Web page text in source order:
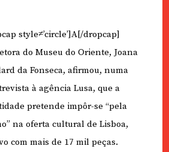
style≠’circle’]A[/dropcap]
do Museu do Oriente, Joana
da Fonseca, afirmou, numa
à agência Lusa, que a
pretende impôr-se “pela
na oferta cultural de Lisboa,
com mais de 17 mil peças.